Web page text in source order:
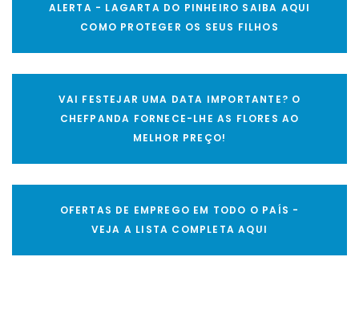
ALERTA - LAGARTA DO PINHEIRO SAIBA AQUI
COMO PROTEGER OS SEUS FILHOS
VAI FESTEJAR UMA DATA IMPORTANTE? O
CHEFPANDA FORNECE-LHE AS FLORES AO
MELHOR PREÇO!
OFERTAS DE EMPREGO EM TODO O PAÍS -
VEJA A LISTA COMPLETA AQUI